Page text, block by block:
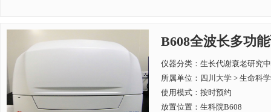
B608全波长多功
仪器分类：生长代谢衰老研究
所属单位： 四川大学 > 生命科
使用模式：按时预约
放置位置：生科院B608